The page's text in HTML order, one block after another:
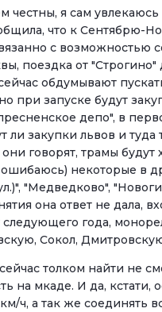
честны, я сам
что к Сентябрю-
с
поездка от "Строгино"
обдумывают
при запуске будут
депо", в
ли закупки львов и
они говорят, трамы
некоторые в
"Медведково",
она ответ не
года,
Сокол,
толком найти не
на мкаде. И да, кстати,
ч, а так же